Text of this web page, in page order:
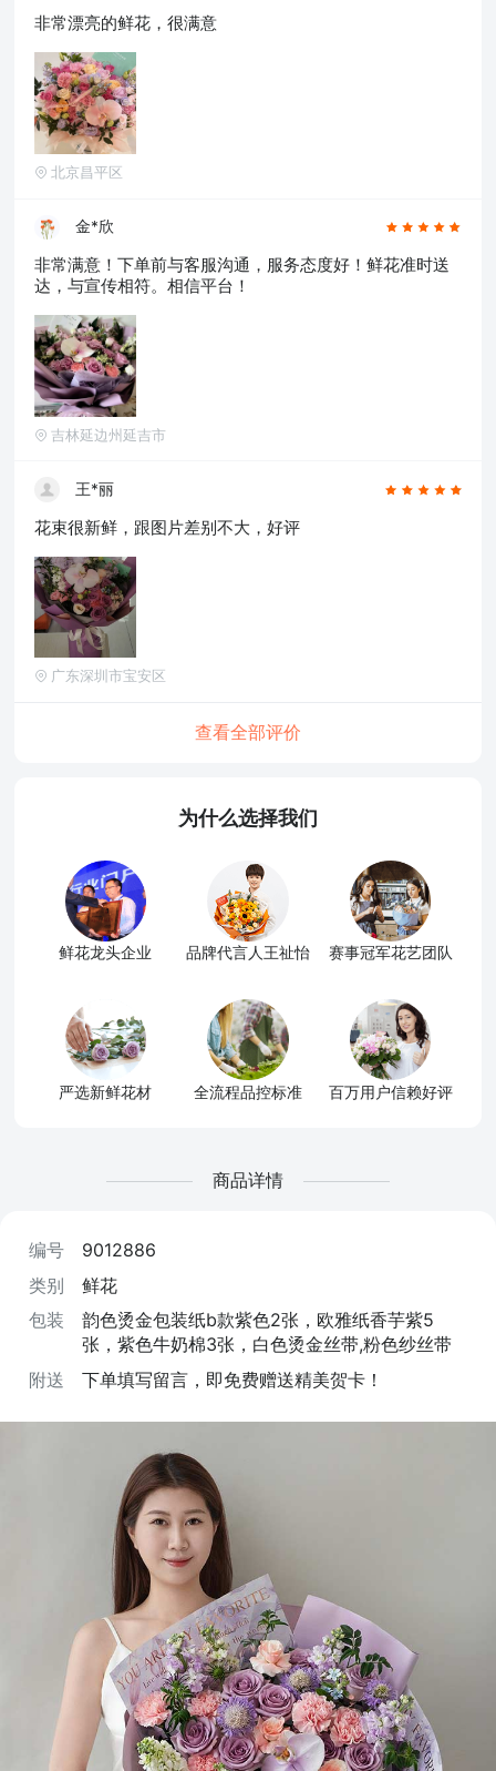
非常漂亮的鲜花，很满意
北京昌平区
金*欣
非常满意！下单前与客服沟通，服务态度好！鲜花准时送
达，与宣传相符。相信平台！
吉林延边州延吉市
王*丽
花束很新鲜，跟图片差别不大，好评
广东深圳市宝安区
查看全部评价
为什么选择我们
鲜花龙头企业 品牌代言人王祉怡 赛事冠军花艺团队
严选新鲜花材 全流程品控标准 百万用户信赖好评
商品详情
编号
9012886
类别
鲜花
包装
韵色烫金包装纸b款紫色2张，欧雅纸香芋紫5
张，紫色牛奶棉3张，白色烫金丝带,粉色纱丝带
附送
下单填写留言，即免费赠送精美贺卡！